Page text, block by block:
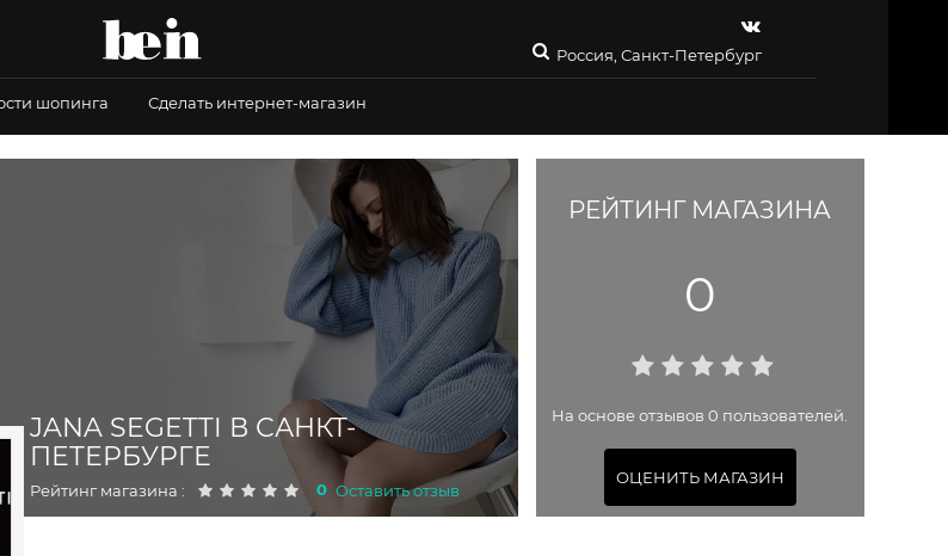
Россия, Санкт-Петербург
шопинга Сделать интернет-магазин
JANA SEGETTI В САНКТ-
ПЕТЕРБУРГЕ
Рейтинг магазина : 0 Оставить отзыв
РЕЙТИНГ МАГАЗИНА
0
На основе отзывов 0 пользователей.
ОЦЕНИТЬ МАГАЗИН